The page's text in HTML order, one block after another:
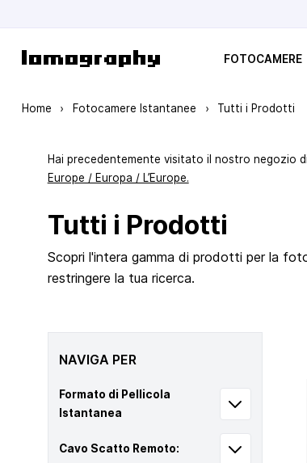
FOTOCAMERE
Home › Fotocamere Istantanee › Tutti i Prodotti
Hai precedentemente visitato il nostro negozio
Europe / Europa / L’Europe.
Tutti i Prodotti
Scopri l'intera gamma di prodotti per la
restringere la tua ricerca.
NAVIGA PER
Formato di Pellicola
Istantanea
Cavo Scatto Remoto: